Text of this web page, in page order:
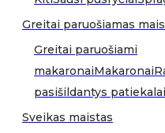
Greitai paruošiamas
Greitai paruošiami
makaronaiMakaronai
pasišildantys patiekalai
Sveikas maistas